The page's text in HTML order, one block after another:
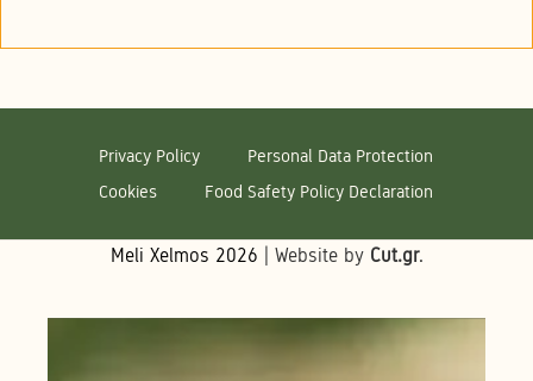
Privacy Policy
Personal Data Protection
Cookies
Food Safety Policy Declaration
Meli Xelmos 2026 | Website by Cut.gr.